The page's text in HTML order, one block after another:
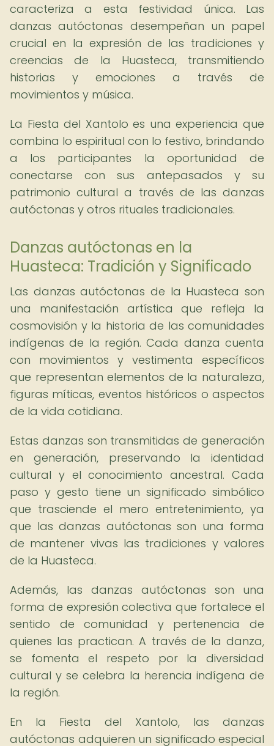
caracteriza a esta festividad única. Las
danzas autóctonas desempeñan un papel
crucial en la expresión de las tradiciones y
creencias de la Huasteca, transmitiendo
historias y emociones a través de
movimientos y música.
La Fiesta del Xantolo es una experiencia que
combina lo espiritual con lo festivo, brindando
a los participantes la oportunidad de
conectarse con sus antepasados y su
patrimonio cultural a través de las danzas
autóctonas y otros rituales tradicionales.
Danzas autóctonas en la
Huasteca: Tradición y Significado
Las danzas autóctonas de la Huasteca son
una manifestación artística que refleja la
cosmovisión y la historia de las comunidades
indígenas de la región. Cada danza cuenta
con movimientos y vestimenta específicos
que representan elementos de la naturaleza,
figuras míticas, eventos históricos o aspectos
de la vida cotidiana.
Estas danzas son transmitidas de generación
en generación, preservando la identidad
cultural y el conocimiento ancestral. Cada
paso y gesto tiene un significado simbólico
que trasciende el mero entretenimiento, ya
que las danzas autóctonas son una forma
de mantener vivas las tradiciones y valores
de la Huasteca.
Además, las danzas autóctonas son una
forma de expresión colectiva que fortalece el
sentido de comunidad y pertenencia de
quienes las practican. A través de la danza,
se fomenta el respeto por la diversidad
cultural y se celebra la herencia indígena de
la región.
En la Fiesta del Xantolo, las danzas
autóctonas adquieren un significado especial